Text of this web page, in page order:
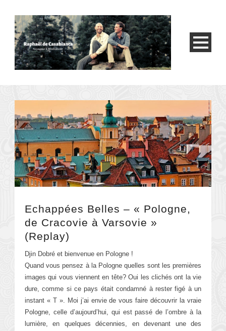
Echappées Belles – « Pologne,
de Cracovie à Varsovie »
(Replay)
Djin Dobré et bienvenue en Pologne !
Quand vous pensez à la Pologne quelles sont les premières
images qui vous viennent en tête? Oui les clichés ont la vie
dure, comme si ce pays était condamné à rester figé à un
instant « T ». Moi j’ai envie de vous faire découvrir la vraie
Pologne, celle d’aujourd’hui, qui est passé de l’ombre à la
lumière, en quelques décennies, en devenant une des